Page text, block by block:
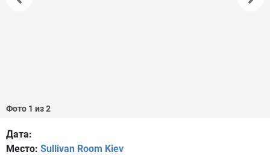
Фото 1 из 2
Дата:
Место: Sullivan Room Kiev